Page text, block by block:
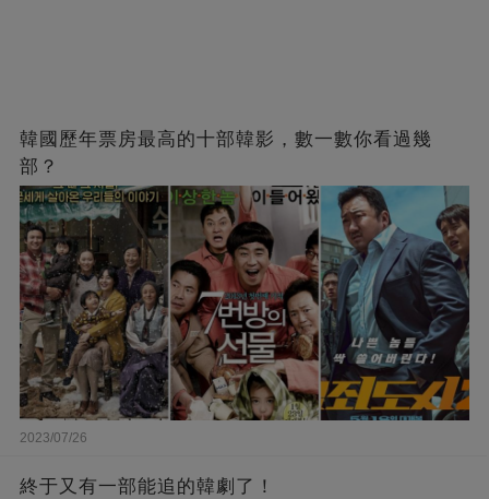
韓國歷年票房最高的十部韓影，數一數你看過幾
部？
2023/07/26
終于又有一部能追的韓劇了！